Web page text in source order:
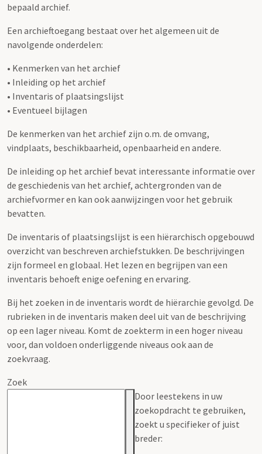
bepaald archief.
Een archieftoegang bestaat over het algemeen uit de
navolgende onderdelen:
• Kenmerken van het archief
• Inleiding op het archief
• Inventaris of plaatsingslijst
• Eventueel bijlagen
De kenmerken van het archief zijn o.m. de omvang,
vindplaats, beschikbaarheid, openbaarheid en andere.
De inleiding op het archief bevat interessante informatie over
de geschiedenis van het archief, achtergronden van de
archiefvormer en kan ook aanwijzingen voor het gebruik
bevatten.
De inventaris of plaatsingslijst is een hiërarchisch opgebouwd
overzicht van beschreven archiefstukken. De beschrijvingen
zijn formeel en globaal. Het lezen en begrijpen van een
inventaris behoeft enige oefening en ervaring.
Bij het zoeken in de inventaris wordt de hiërarchie gevolgd. De
rubrieken in de inventaris maken deel uit van de beschrijving
op een lager niveau. Komt de zoekterm in een hoger niveau
voor, dan voldoen onderliggende niveaus ook aan de
zoekvraag.
Zoek
Door leestekens in uw
zoekopdracht te gebruiken,
zoekt u specifieker of juist
breder: